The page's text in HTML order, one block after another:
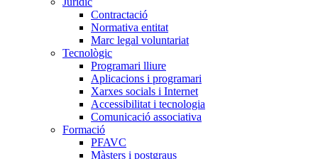
Contractació
Normativa entitat
Marc legal voluntariat
Tecnològic
Programari lliure
Aplicacions i programari
Xarxes socials i Internet
Accessibilitat i tecnologia
Comunicació associativa
Formació
PFAVC
Màsters i postgraus